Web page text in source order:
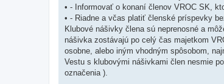
• - Informovať o konaní členov VROC SK,
• - Riadne a včas platiť členské príspevky
Klubové nášivky člena sú neprenosné a
nášivka zostávajú po celý čas majetkom
osobne, alebo iným vhodným spôsobom,
Vestu s klubovými nášivkami člen nesmie
označenia ).